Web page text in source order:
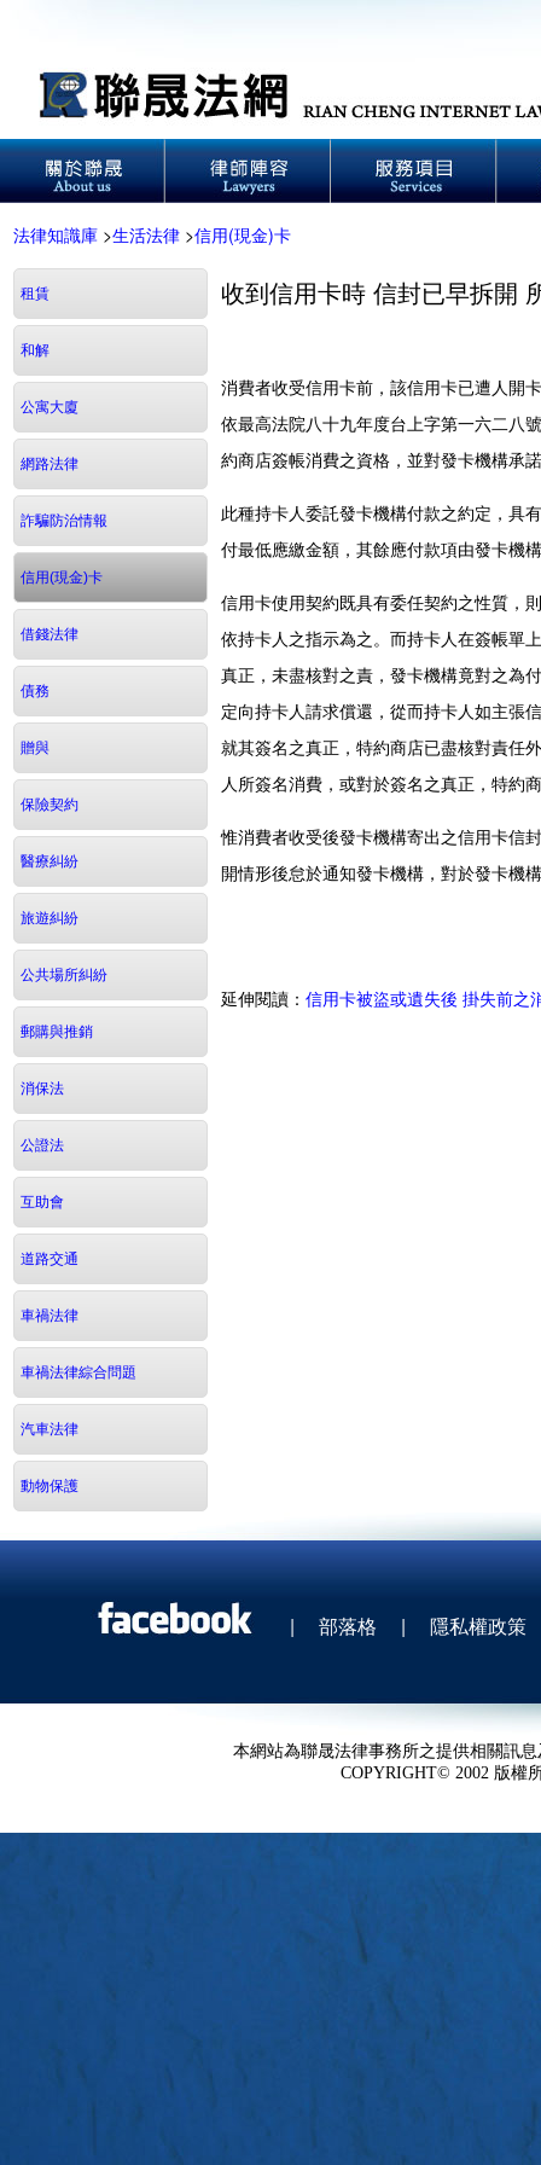
法律知識庫 >生活法律 >信用(現金)卡
租賃
和解
公寓大廈
網路法律
詐騙防治情報
信用(現金)卡
借錢法律
債務
贈與
保險契約
醫療糾紛
旅遊糾紛
公共場所糾紛
郵購與推銷
消保法
公證法
互助會
道路交通
車禍法律
車禍法律綜合問題
汽車法律
動物保護
收到信用卡時 信封已早拆開
消費者收受信用卡前，該信用卡已遭人開
依最高法院八十九年度台上字第一六二八
約商店簽帳消費之資格，並對發卡機構
此種持卡人委託發卡機構付款之約定，具
付最低應繳金額，其餘應付款項由發卡
信用卡使用契約既具有委任契約之性質，
依持卡人之指示為之。而持卡人在簽帳單
真正，未盡核對之責，發卡機構竟對之為
定向持卡人請求償還，從而持卡人如主張
就其簽名之真正，特約商店已盡核對責任
人所簽名消費，或對於簽名之真正，特
惟消費者收受後發卡機構寄出之信用卡信
開情形後怠於通知發卡機構，對於發卡機
延伸閱讀： 信用卡被盜或遺失後 掛失前之
| 部落格 | 隱私權政策
本網站為聯晟法律事務所之提供相關訊
COPYRIGHT© 2002 版權